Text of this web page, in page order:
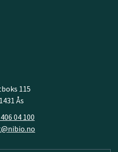
115
Ås
04 100